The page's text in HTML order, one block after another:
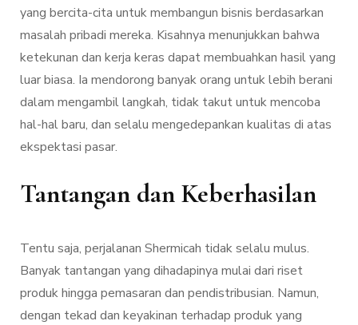
yang bercita-cita untuk membangun bisnis berdasarkan
masalah pribadi mereka. Kisahnya menunjukkan bahwa
ketekunan dan kerja keras dapat membuahkan hasil yang
luar biasa. Ia mendorong banyak orang untuk lebih berani
dalam mengambil langkah, tidak takut untuk mencoba
hal-hal baru, dan selalu mengedepankan kualitas di atas
ekspektasi pasar.
Tantangan dan Keberhasilan
Tentu saja, perjalanan Shermicah tidak selalu mulus.
Banyak tantangan yang dihadapinya mulai dari riset
produk hingga pemasaran dan pendistribusian. Namun,
dengan tekad dan keyakinan terhadap produk yang